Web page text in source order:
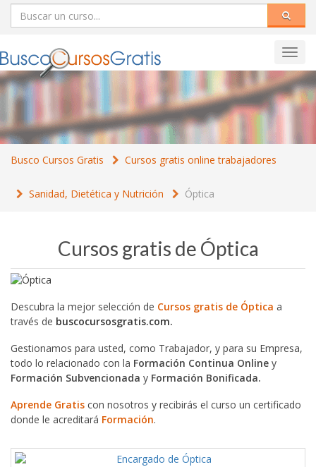
Busco Cursos Gratis Cursos gratis online trabajadores
Sanidad, Dietética y Nutrición Óptica
Cursos gratis de Óptica
Descubra la mejor selección de Cursos gratis de Óptica a
través de buscocursosgratis.com.
Gestionamos para usted, como Trabajador, y para su Empresa,
todo lo relacionado con la Formación Continua Online y
Formación Subvencionada y Formación Bonificada.
Aprende Gratis con nosotros y recibirás el curso un certificado
donde le acreditará Formación.